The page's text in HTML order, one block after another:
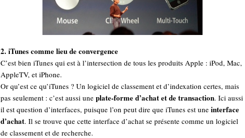
2. iTunes comme lieu de convergence
C’est bien iTunes qui est à l’intersection de tous les produits Apple : iPod, Mac,
AppleTV, et iPhone.
Or qu’est ce qu’iTunes ? Un logiciel de classement et d’indexation certes, mais
pas seulement : c’est aussi une plate-forme d’achat et de transaction. Ici aussi
il est question d’interfaces, puisque l’on peut dire que iTunes est une interface
d’achat. Il se trouve que cette interface d’achat se présente comme un logiciel
de classement et de recherche.